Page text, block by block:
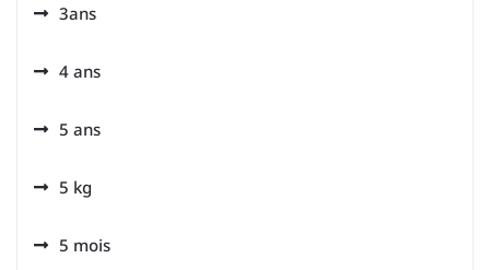
3ans
4 ans
5 ans
5 kg
5 mois